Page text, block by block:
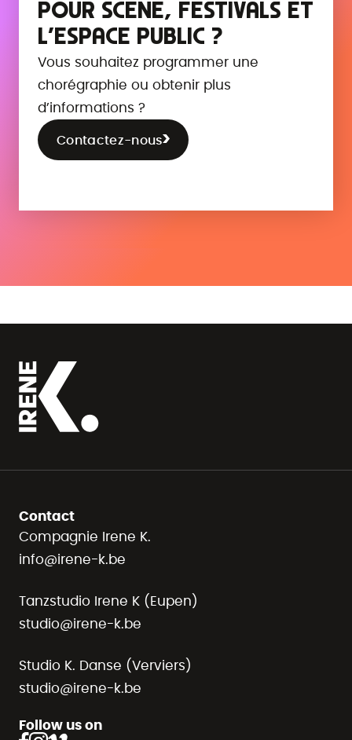
POUR SCÈNE, FESTIVALS ET
L’ESPACE PUBLIC ?
Vous souhaitez programmer une
chorégraphie ou obtenir plus
d’informations ?
Contactez-nous
Contact
Compagnie Irene K.
info@irene-k.be
Tanzstudio Irene K (Eupen)
studio@irene-k.be
Studio K. Danse (Verviers)
studio@irene-k.be
Follow us on